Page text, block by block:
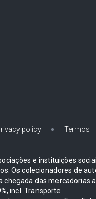
policy Termos
e instituições
Os colecionadores de
das mercadorias
incl. Transporte